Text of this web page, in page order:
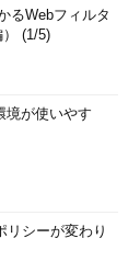
るWebフィルタ
） (1/5)
境が使いやす
リシーが変わり